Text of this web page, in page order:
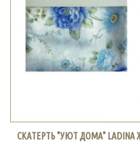
СКАТЕРТЬ "УЮТ ДОМА" LADINA